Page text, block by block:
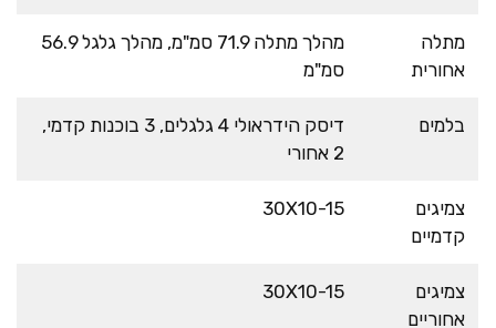
מתלה
אחורית
מהלך מתלה 71.9 סמ"מ, מהלך גלגל 56.9
סמ"מ
בלמים
דיסק הידראולי 4 גלגלים, 3 בוכנות קדמי,
2 אחורי
צמיגים
קדמיים
30X10-15
צמיגים
אחוריים
30X10-15